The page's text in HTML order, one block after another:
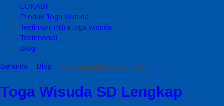
LOKASI
Produk Toga Wisuda
Testimoni mitra toga wisuda
Testimonial
Blog
Beranda » Blog » Toga Wisuda SD Lengkap
Toga Wisuda SD Lengkap